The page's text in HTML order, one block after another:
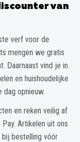
van
verf voor de
mengen we gratis
Daarnaast vind je in
en huishoudelijke
dag opnieuw.
en reken veilig af
Artikelen uit ons
bestelling vóór